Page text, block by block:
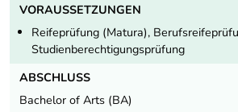
VORAUSSETZUNGEN
Reifeprüfung (Matura),
Studienberechtigungsprüfung
ABSCHLUSS
Bachelor of Arts (BA)